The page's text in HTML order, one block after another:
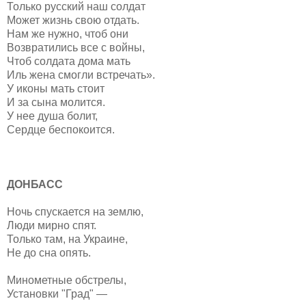
Только русский наш солдат
Может жизнь свою отдать.
Нам же нужно, чтоб они
Возвратились все с войны,
Чтоб солдата дома мать
Иль жена смогли встречать».
У иконы мать стоит
И за сына молится.
У нее душа болит,
Сердце беспокоится.
ДОНБАСС
Ночь спускается на землю,
Люди мирно спят.
Только там, на Украине,
Не до сна опять.
Минометные обстрелы,
Установки "Град" —